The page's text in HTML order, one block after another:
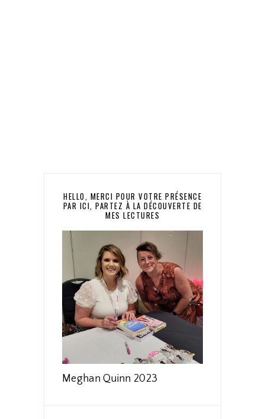
HELLO, MERCI POUR VOTRE PRÉSENCE
PAR ICI, PARTEZ À LA DÉCOUVERTE DE
MES LECTURES
Meghan Quinn 2023